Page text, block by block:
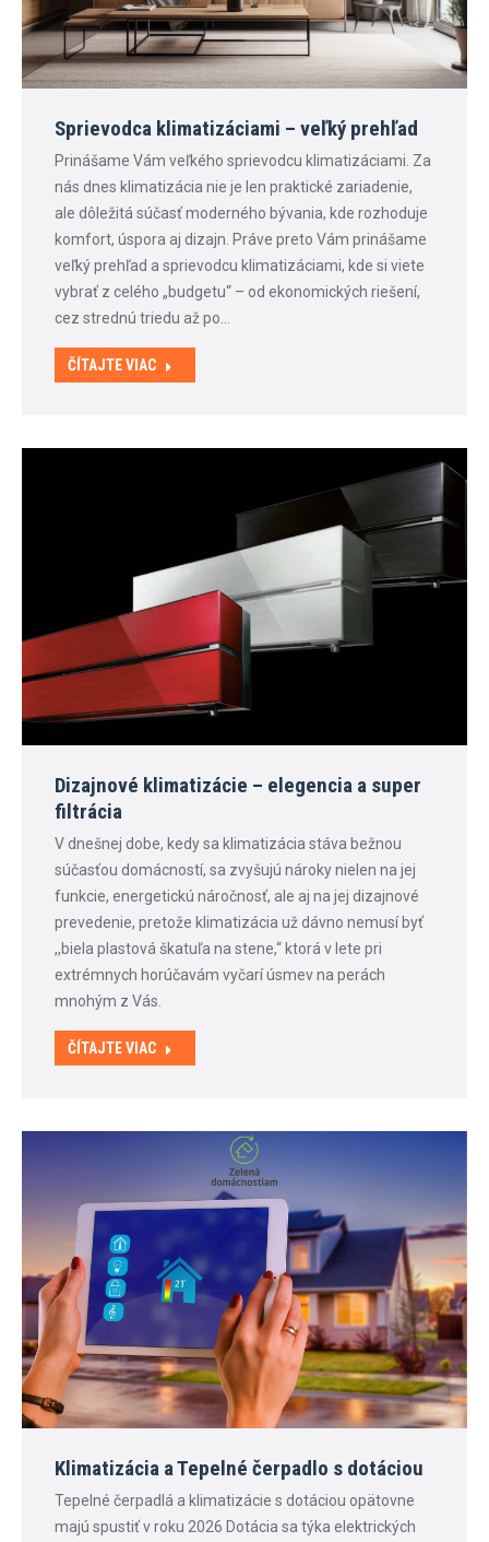
Sprievodca klimatizáciami – veľký prehľad
Prinášame Vám veľkého sprievodcu klimatizáciami. Za
nás dnes klimatizácia nie je len praktické zariadenie,
ale dôležitá súčasť moderného bývania, kde rozhoduje
komfort, úspora aj dizajn. Práve preto Vám prinášame
veľký prehľad a sprievodcu klimatizáciami, kde si viete
vybrať z celého „budgetu“ – od ekonomických riešení,
cez strednú triedu až po…
ČÍTAJTE VIAC
Dizajnové klimatizácie – elegencia a super
filtrácia
V dnešnej dobe, kedy sa klimatizácia stáva bežnou
súčasťou domácností, sa zvyšujú nároky nielen na jej
funkcie, energetickú náročnosť, ale aj na jej dizajnové
prevedenie, pretože klimatizácia už dávno nemusí byť
,,biela plastová škatuľa na stene,“ ktorá v lete pri
extrémnych horúčavám vyčarí úsmev na perách
mnohým z Vás.
ČÍTAJTE VIAC
Klimatizácia a Tepelné čerpadlo s dotáciou
Tepelné čerpadlá a klimatizácie s dotáciou opätovne
majú spustiť v roku 2026 Dotácia sa týka elektrických